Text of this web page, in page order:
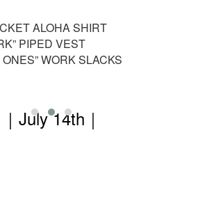
ALOHA SHIRT
PIPED VEST
WORK SLACKS
｜ July 14th ｜